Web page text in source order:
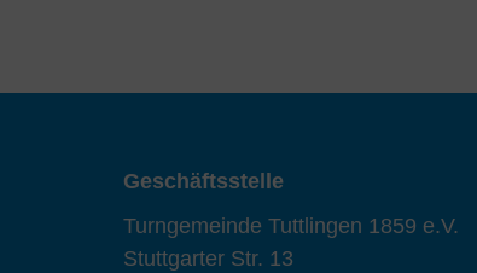
Geschäftsstelle
Turngemeinde Tuttlingen 1859 e.V.
Stuttgarter Str. 13